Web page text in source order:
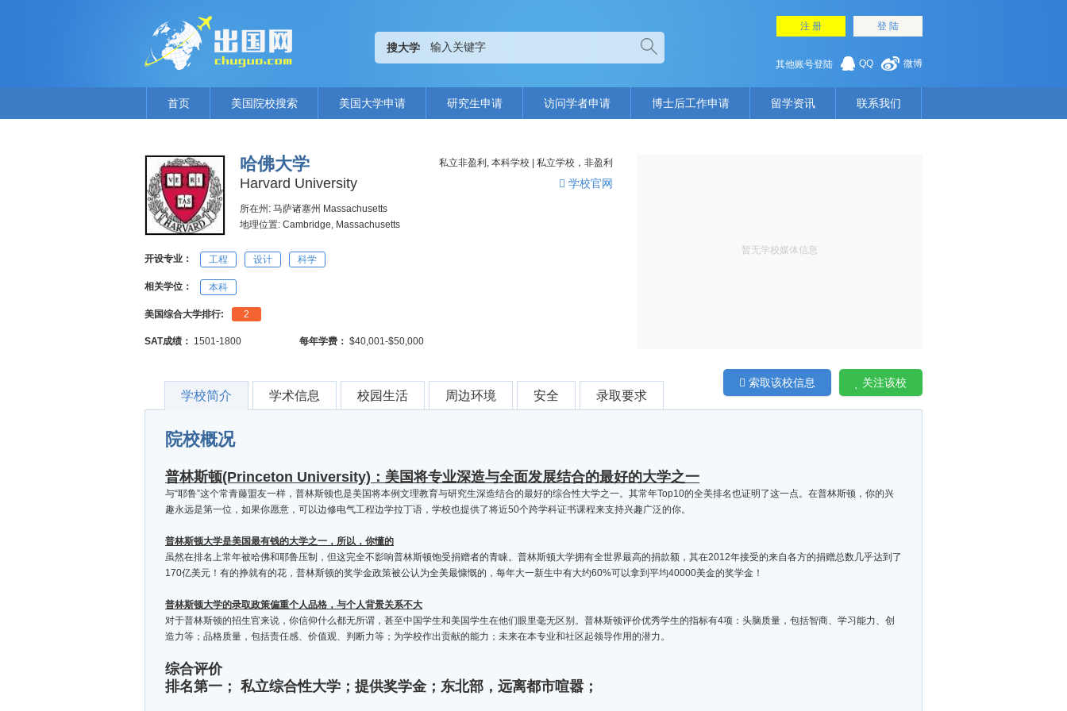
注 册 登 陆
其他账号登陆 QQ 微博
搜大学
首页 美国院校搜索 美国大学申请 研究生申请 访问学者申请 博士后工作申请 留学资讯 联系我们
私立非盈利, 本科学校 | 私立学校，非盈利
学校官网
哈佛大学
Harvard University
所在州: 马萨诸塞州 Massachusetts
地理位置: Cambridge, Massachusetts
开设专业： 工程 设计 科学
相关学位： 本科
美国综合大学排行: 2
SAT成绩： 1501-1800 每年学费： $40,001-$50,000
暂无学校媒体信息
关注该校
索取该校信息
学校简介 学术信息 校园生活 周边环境 安全 录取要求
院校概况
普林斯顿(Princeton University)：美国将专业深造与全面发展结合的最好的大学之一
与“耶鲁”这个常青藤盟友一样，普林斯顿也是美国将本例文理教育与研究生深造结合的最好的综合性大学之一。其常年Top10的全美排名也证明了这一点。在普林斯顿，你的兴
趣永远是第一位，如果你愿意，可以边修电气工程边学拉丁语，学校也提供了将近50个跨学科证书课程来支持兴趣广泛的你。
普林斯顿大学是美国最有钱的大学之一，所以，你懂的
虽然在排名上常年被哈佛和耶鲁压制，但这完全不影响普林斯顿饱受捐赠者的青睐。普林斯顿大学拥有全世界最高的捐款额，其在2012年接受的来自各方的捐赠总数几乎达到了
170亿美元！有的挣就有的花，普林斯顿的奖学金政策被公认为全美最慷慨的，每年大一新生中有大约60%可以拿到平均40000美金的奖学金！
普林斯顿大学的录取政策偏重个人品格，与个人背景关系不大
对于普林斯顿的招生官来说，你信仰什么都无所谓，甚至中国学生和美国学生在他们眼里毫无区别。普林斯顿评价优秀学生的指标有4项：头脑质量，包括智商、学习能力、创
造力等；品格质量，包括责任感、价值观、判断力等；为学校作出贡献的能力；未来在本专业和社区起领导作用的潜力。
综合评价
排名第一； 私立综合性大学；提供奖学金；东北部，远离都市喧嚣；